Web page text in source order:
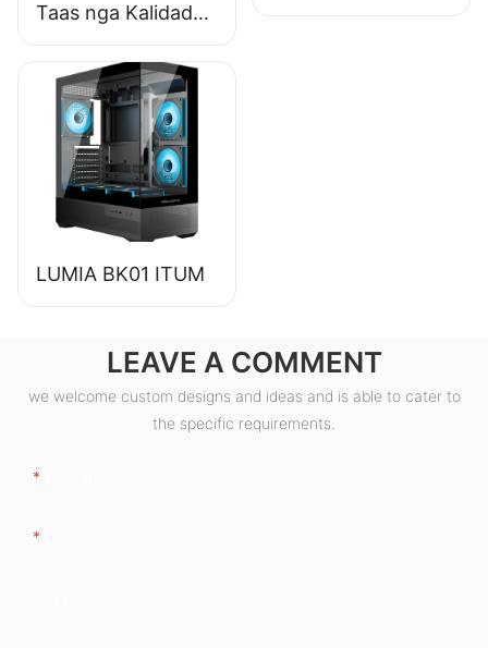
Taas nga Kalidad
85% nga Epektibo
80+ Bronse nga
Suplay sa Kuryente
sa Desktop PC
ESB550W
LUMIA BK01 ITUM
LEAVE A COMMENT
we welcome custom designs and ideas and is able to cater to
the specific requirements.